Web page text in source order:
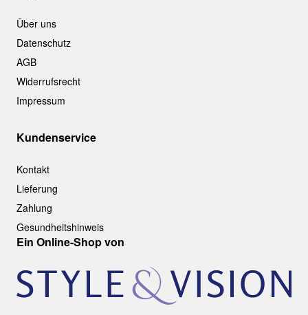
Über uns
Datenschutz
AGB
Widerrufsrecht
Impressum
Kundenservice
Kontakt
Lieferung
Zahlung
Gesundheitshinweis
Ein Online-Shop von